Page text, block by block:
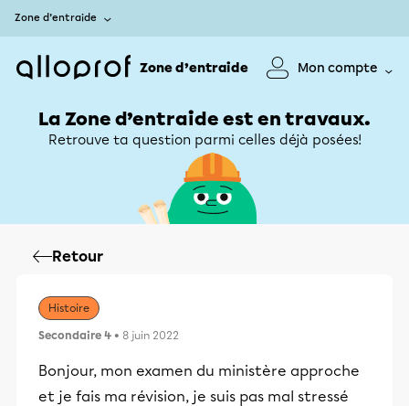
Zone d’entraide
Zone d’entraide Mon compte
La Zone d’entraide est en travaux.
Retrouve ta question parmi celles déjà posées!
Retour
Histoire
Secondaire 4 • 8 juin 2022
Bonjour, mon examen du ministère approche
et je fais ma révision, je suis pas mal stressé